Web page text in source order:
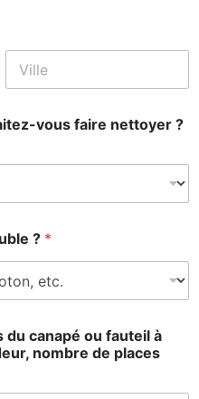
vous faire nettoyer ?
? *
canapé ou fauteil à
nombre de places